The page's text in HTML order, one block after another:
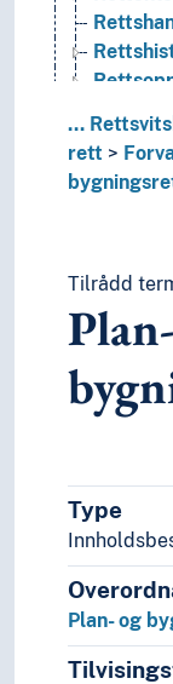
...
rett
Tilrådd
Type
Plan- og